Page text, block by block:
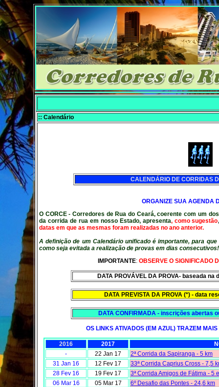
:: Calendário
CALENDÁRIO DE CORRIDAS
ORGANIZE SUA AGENDA
O CORCE- Corredores de Rua do Ceará, coerente com um
da corrida de rua em nosso Estado, apresenta, como sugestão
datas em que as mesmas foram realizadas no ano anterior.
A definição de um Calendário unificado é importante, para
como seja evitada a realização de provas em dias consecutivos!
IMPORTANTE: OBSERVE O SIGNIFICADO
DATA PROVÁVEL DA PROVA- baseada na
DATA PREVISTA DA PROVA (*) - data
DATA CONFIRMADA - inscrições abertas
OS LINKS ATIVADOS (EM AZUL) TRAZEM
2016 2017
-
22 Jan 17
2ª Corrida da Sapiranga - 5 km
31 Jan 16
12 Fev 17
33ª Corrida Caprius Cross - 7,5
28 Fev 16
19 Fev 17
3ª Corrida Amigos de Fátima - 5
06 Mar 16
05 Mar 17
6º Desafio das Pontes - 24,6 km